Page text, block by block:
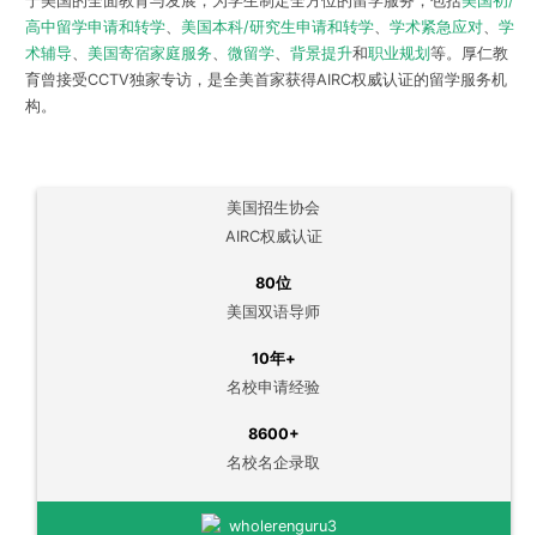
高中留学申请和转学、 美国本科/研究生申请和转学、 学术紧急应对、 学
术辅导、 美国寄宿家庭服务 微留学、 背景提升和职业规划等。厚仁教
育曾接受CCTV独家专访，是全美首家获得AIRC权威认证的留学服务机
构。
美国招生协会
AIRC权威认证
80位
美国双语导师
10年+
名校申请经验
8600+
名校名企录取